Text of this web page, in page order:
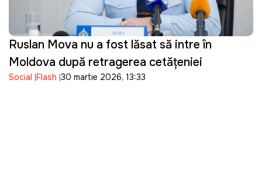
Ruslan Mova nu a fost lăsat să intre în
Moldova după retragerea cetățeniei
Social Flash 30 martie 2026, 13:33